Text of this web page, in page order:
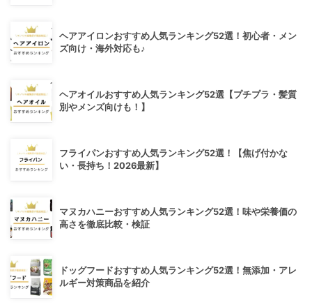
ヘアアイロンおすすめ人気ランキング52選！初心者・メン
ズ向け・海外対応も♪
ヘアオイルおすすめ人気ランキング52選【プチプラ・髪質
別やメンズ向けも！】
フライパンおすすめ人気ランキング52選！【焦げ付かな
い・長持ち！2026最新】
マヌカハニーおすすめ人気ランキング52選！味や栄養価の
高さを徹底比較・検証
ドッグフードおすすめ人気ランキング52選！無添加・アレ
ルギー対策商品を紹介